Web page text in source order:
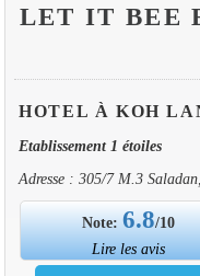
LET IT BEE
HOTEL À KOH
Etablissement 1 étoiles
Adresse : 305/7 M.3
Note:6.8/10
Lire les avis